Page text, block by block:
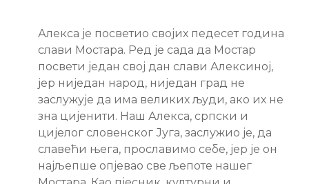
Алекса је посветио својих педесет година
слави Мостара. Ред је сада да Мостар
посвети један свој дан слави Алексиној,
јер ниједан народ, ниједан град не
заслужује да има великих људи, ако их не
зна цијенити. Наш Алекса, српски и
цијелог словенског Југа, заслужио је, да
славећи њега, прославимо себе, јер је он
најљепше опјевао све љепоте нашег